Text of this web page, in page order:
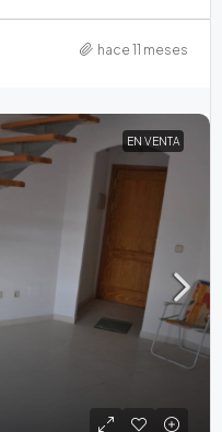
hace 11 meses
EN VENTA